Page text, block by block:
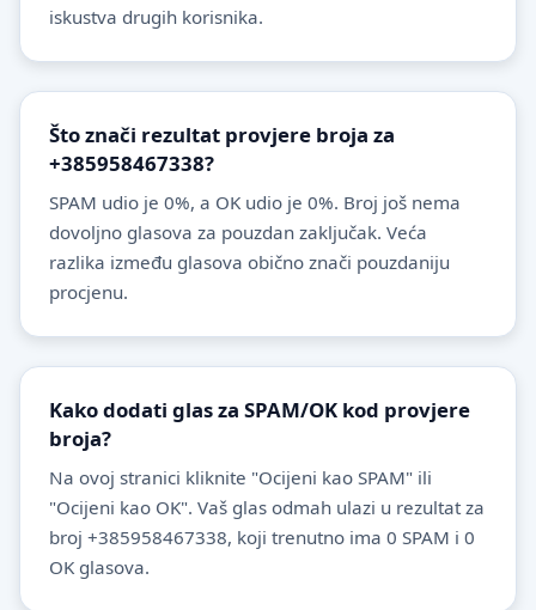
iskustva drugih korisnika.
Što znači rezultat provjere broja za
+385958467338?
SPAM udio je 0%, a OK udio je 0%. Broj još nema
dovoljno glasova za pouzdan zaključak. Veća
razlika između glasova obično znači pouzdaniju
procjenu.
Kako dodati glas za SPAM/OK kod provjere
broja?
Na ovoj stranici kliknite "Ocijeni kao SPAM" ili
"Ocijeni kao OK". Vaš glas odmah ulazi u rezultat za
broj +385958467338, koji trenutno ima 0 SPAM i 0
OK glasova.